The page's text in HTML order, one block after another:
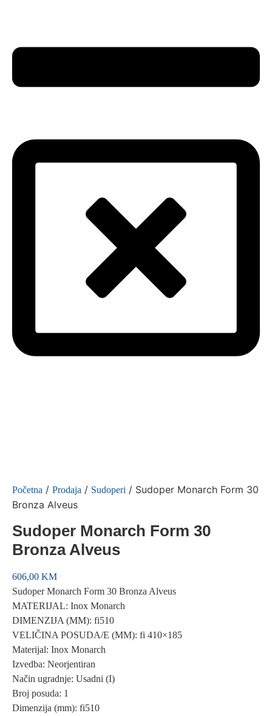
Početna / Prodaja / Sudoperi / Sudoper Monarch Form 30
Bronza Alveus
Sudoper Monarch Form 30
Bronza Alveus
606,00 KM
Sudoper Monarch Form 30 Bronza Alveus
MATERIJAL: Inox Monarch
DIMENZIJA (MM): fi510
VELIČINA POSUDA/E (MM): fi 410×185
Materijal: Inox Monarch
Izvedba: Neorjentiran
Način ugradnje: Usadni (I)
Broj posuda: 1
Dimenzija (mm): fi510